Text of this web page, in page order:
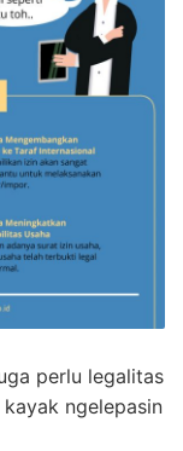
perlu legalitas
ngelepasin